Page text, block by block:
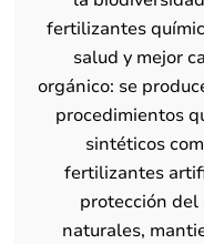
fertilizantes
salud y mejor
orgánico: se
procedimientos
sintéticos
fertilizantes
protección del
naturales,